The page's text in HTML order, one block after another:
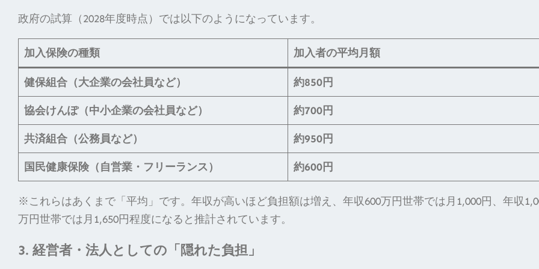
政府の試算（2028年度時点）では以下のようになっています。
加入保険の種類 加入者の平均月額
健保組合（大企業の会社員など） 約850円
協会けんぽ（中小企業の会社員など） 約700円
共済組合（公務員など） 約950円
国民健康保険（自営業・フリーランス） 約600円
※これらはあくまで「平均」です。年収が高いほど負担額は増え、年収600万円世帯では月1,000円、年収
万円世帯では月1,650円程度になると推計されています。
3. 経営者・法人としての「隠れた負担」